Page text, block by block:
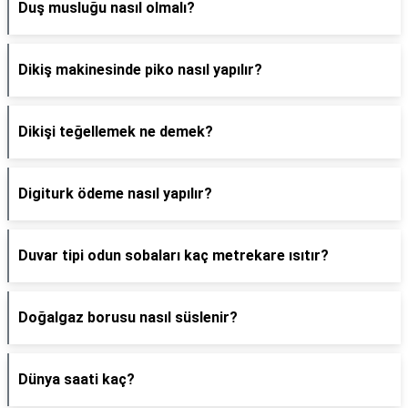
Duş musluğu nasıl olmalı?
Dikiş makinesinde piko nasıl yapılır?
Dikişi teğellemek ne demek?
Digiturk ödeme nasıl yapılır?
Duvar tipi odun sobaları kaç metrekare ısıtır?
Doğalgaz borusu nasıl süslenir?
Dünya saati kaç?